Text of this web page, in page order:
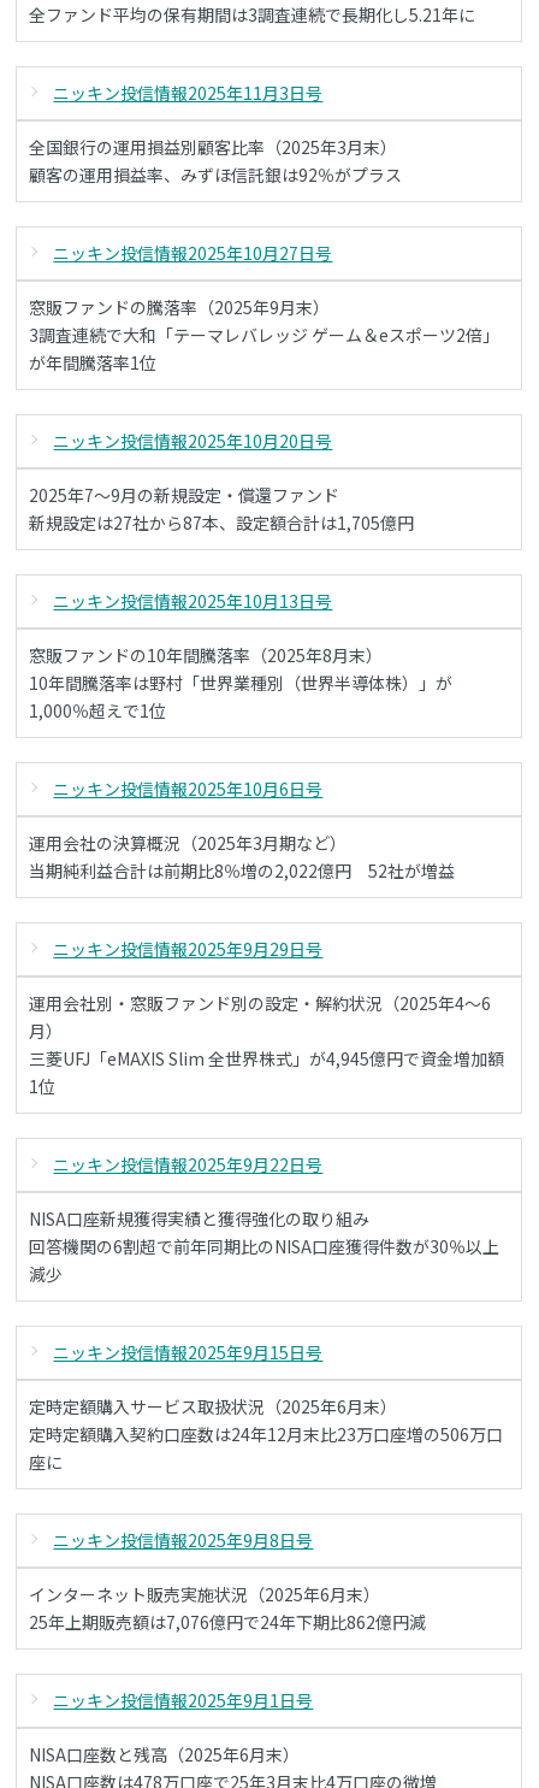
全ファンド平均の保有期間は3調査連続で長期化し5.21年に
ニッキン投信情報2025年11月3日号
全国銀行の運用損益別顧客比率（2025年3月末）
顧客の運用損益率、みずほ信託銀は92％がプラス
ニッキン投信情報2025年10月27日号
窓販ファンドの騰落率（2025年9月末）
3調査連続で大和「テーマレバレッジ ゲーム＆eスポーツ2倍」
が年間騰落率1位
ニッキン投信情報2025年10月20日号
2025年7～9月の新規設定・償還ファンド
新規設定は27社から87本、設定額合計は1,705億円
ニッキン投信情報2025年10月13日号
窓販ファンドの10年間騰落率（2025年8月末）
10年間騰落率は野村「世界業種別（世界半導体株）」が
1,000％超えで1位
ニッキン投信情報2025年10月6日号
運用会社の決算概況（2025年3月期など）
当期純利益合計は前期比8％増の2,022億円 52社が増益
ニッキン投信情報2025年9月29日号
運用会社別・窓販ファンド別の設定・解約状況（2025年4～6
月）
三菱UFJ「eMAXIS Slim 全世界株式」が4,945億円で資金増加額
1位
ニッキン投信情報2025年9月22日号
NISA口座新規獲得実績と獲得強化の取り組み
回答機関の6割超で前年同期比のNISA口座獲得件数が30％以上
減少
ニッキン投信情報2025年9月15日号
定時定額購入サービス取扱状況（2025年6月末）
定時定額購入契約口座数は24年12月末比23万口座増の506万口
座に
ニッキン投信情報2025年9月8日号
インターネット販売実施状況（2025年6月末）
25年上期販売額は7,076億円で24年下期比862億円減
ニッキン投信情報2025年9月1日号
NISA口座数と残高（2025年6月末）
NISA口座数は478万口座で25年3月末比4万口座の微増